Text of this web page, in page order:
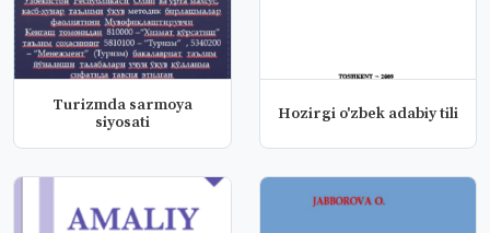
Turizmdа sаrmoya
siyosаti
Hozirgi o'zbek adabiy tili